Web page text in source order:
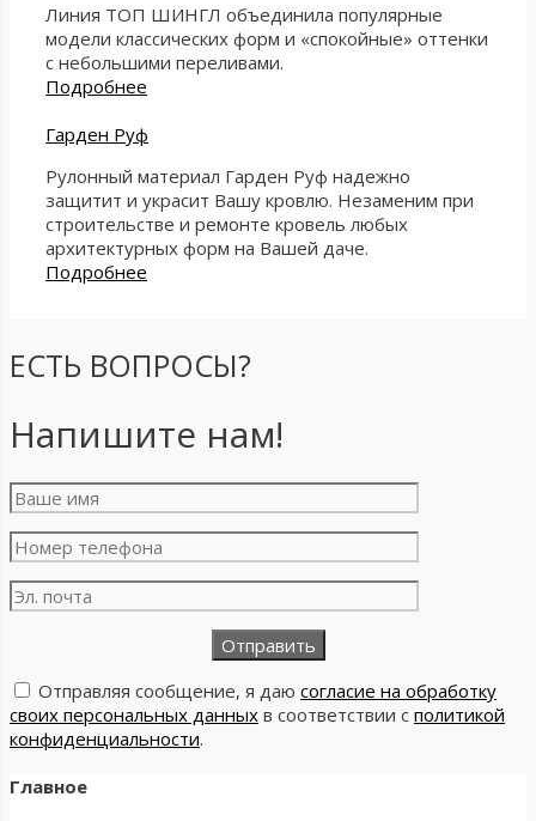
Линия ТОП ШИНГЛ объединила популярные
модели классических форм и «спокойные» оттенки
с небольшими переливами.
Подробнее
Гарден Руф
Рулонный материал Гарден Руф надежно
защитит и украсит Вашу кровлю. Незаменим при
строительстве и ремонте кровель любых
архитектурных форм на Вашей даче.
Подробнее
ЕСТЬ ВОПРОСЫ?
Напишите нам!
Отправляя сообщение, я даю согласие на обработку
своих персональных данных в соответствии с политикой
конфиденциальности.
Главное